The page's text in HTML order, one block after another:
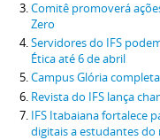
Comitê promoverá
Zero
Servidores do IFS
Ética até 6 de abril
Campus Glória
Revista do IFS lança
IFS Itabaiana fortalece
digitais a estudantes do